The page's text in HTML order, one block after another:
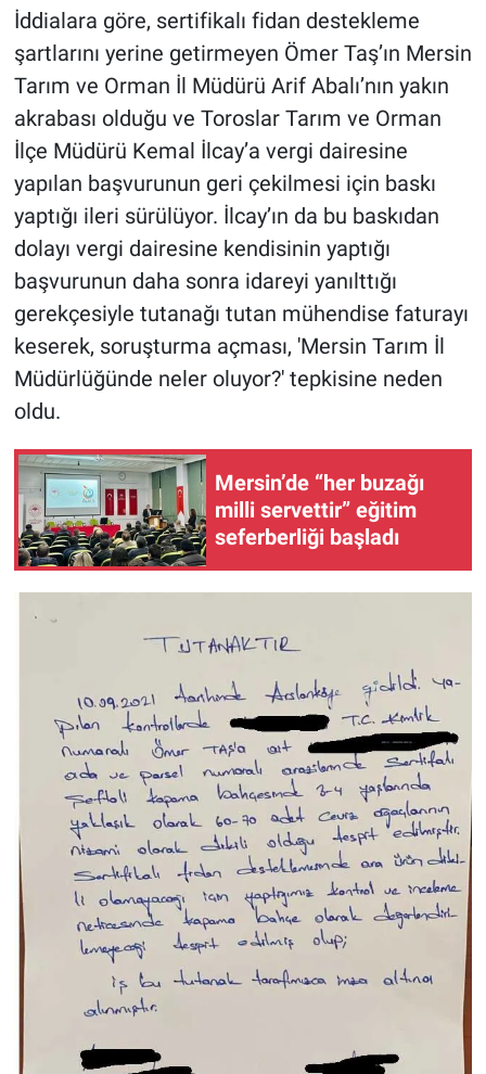
İddialara göre, sertifikalı fidan destekleme
şartlarını yerine getirmeyen Ömer Taş’ın Mersin
Tarım ve Orman İl Müdürü Arif Abalı’nın yakın
akrabası olduğu ve Toroslar Tarım ve Orman
İlçe Müdürü Kemal İlcay’a vergi dairesine
yapılan başvurunun geri çekilmesi için baskı
yaptığı ileri sürülüyor. İlcay’ın da bu baskıdan
dolayı vergi dairesine kendisinin yaptığı
başvurunun daha sonra idareyi yanılttığı
gerekçesiyle tutanağı tutan mühendise faturayı
keserek, soruşturma açması, 'Mersin Tarım İl
Müdürlüğünde neler oluyor?' tepkisine neden
oldu.
Mersin’de “her buzağı
milli servettir” eğitim
seferberliği başladı